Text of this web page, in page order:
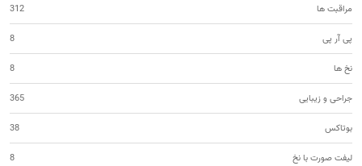
مراقبت ها 312
پی آر پی 8
نخ ها 8
جراحی و زیبایی 365
بوتاکس 38
لیفت صورت با نخ 8